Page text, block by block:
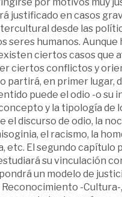
justificado en casos
desde las
seres humanos.
ciertos casos que
ciertos conflictos y
partirá, en primer lugar,
puede el odio -o
y la tipología de
el discurso de odio, la
el racismo, la
etc. El segundo capítulo
su vinculación
un modelo de
-